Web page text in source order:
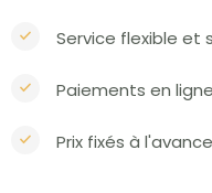
Service flexible et
Paiements en
Prix fixés à l'avance